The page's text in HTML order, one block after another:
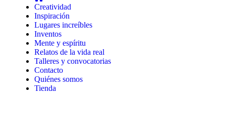
Creatividad
Inspiración
Lugares increíbles
Inventos
Mente y espíritu
Relatos de la vida real
Talleres y convocatorias
Contacto
Quiénes somos
Tienda